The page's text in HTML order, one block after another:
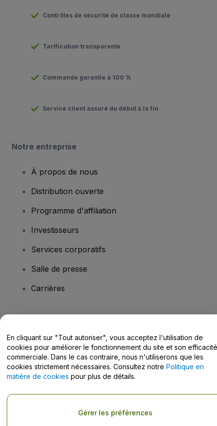
Contrôles de sécurité de classe mondiale
Tarification transparente
Commande garantie à 100 %
Service client assuré du début à la fin
Notre entreprise
À propos de nous
Distribution ouverte
Programme d'affiliation
Investisseurs
Services corporatifs
Salle de presse
Carrières
Centre d'assistance / Nous contacter
En utilisant ce site web, vous acceptez les
En cliquant sur "Tout autoriser", vous acceptez l'utilisation de
cookies pour améliorer le fonctionnement du site et son efficacité
commerciale. Dans le cas contraire, nous n'utiliserons que les
cookies strictement nécessaires. Consultez notre Politique en
matière de cookies pour plus de détails.
Gérer les préférences